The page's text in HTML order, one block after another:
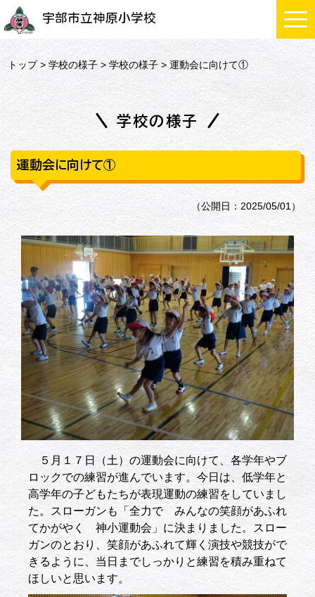
宇部市立神原小学校
トップ>学校の様子 >学校の様子 > 運動会に向けて①
学校の様子
運動会に向けて①
（公開日：2025/05/01）
５月１７日（土）の運動会に向けて、各学年やブ
ロックでの練習が進んでいます。今日は、低学年と
高学年の子どもたちが表現運動の練習をしていまし
た。スローガンも「全力で みんなの笑顔があふれ
てかがやく 神小運動会」に決まりました。スロー
ガンのとおり、笑顔があふれて輝く演技や競技がで
きるように、当日までしっかりと練習を積み重ねて
ほしいと思います。